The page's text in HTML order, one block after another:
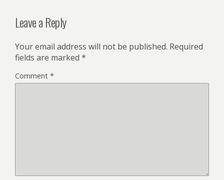
Leave a Reply
Your email address will not be published. Required
fields are marked *
Comment *